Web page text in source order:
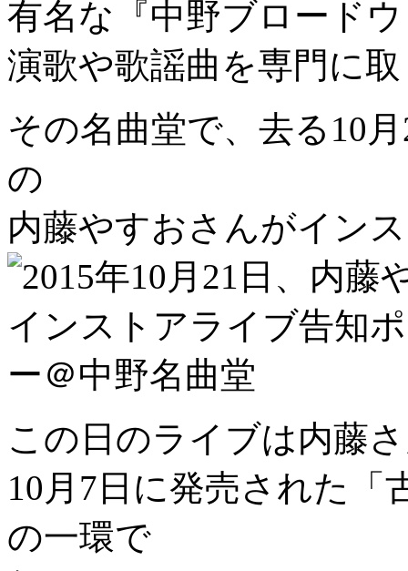
有名な『中野ブロード
演歌や歌謡曲を専門に
その名曲堂で、去る10
の
内藤やすおさんがイン
この日のライブは内藤
10月7日に発売された「
の一環で